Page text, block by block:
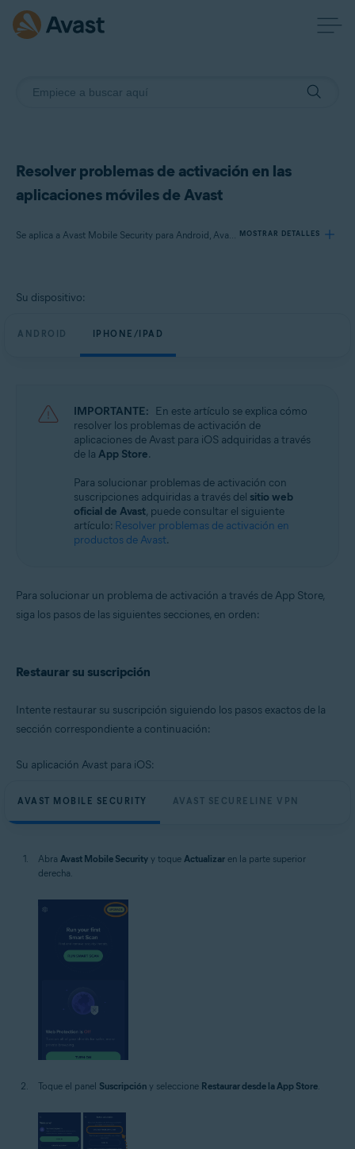
Resolver problemas de activación en las
aplicaciones móviles de Avast
Se aplica a Avast Mobile Security para Android, Avast Cleanup para Android, Avast SecureLine VPN para Android, Avast Mobile Security para iOS, Avast SecureLine VPN para iOS MOSTRAR DETALLES
Productos:
Avast Cleanup 23.x para Android
Sistemas operativos:
Google Android 8.0 (Oreo, API 26) o posterior
Apple iOS 14.0 o posterior
Su dispositivo:
ANDROID IPHONE/IPAD
IMPORTANTE: En este artículo se explica cómo
resolver los problemas de activación de
aplicaciones de Avast para iOS adquiridas a través
de la App Store.
Para solucionar problemas de activación con
suscripciones adquiridas a través del sitio web
oficial de Avast, puede consultar el siguiente
artículo: Resolver problemas de activación en
productos de Avast.
Para solucionar un problema de activación a través de App Store,
siga los pasos de las siguientes secciones, en orden:
Restaurar su suscripción
Intente restaurar su suscripción siguiendo los pasos exactos de la
sección correspondiente a continuación:
Su aplicación Avast para iOS:
AVAST MOBILE SECURITY AVAST SECURELINE VPN
Abra Avast Mobile Security y toque Actualizar en la parte superior
derecha.
Toque el panel Suscripción y seleccione Restaurar desde la App Store.